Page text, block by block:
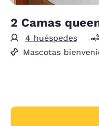
2 Camas
4 huéspedes
Mascotas